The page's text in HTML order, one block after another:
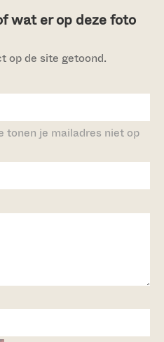
wat er op deze foto
op de site getoond.
tonen je mailadres niet op